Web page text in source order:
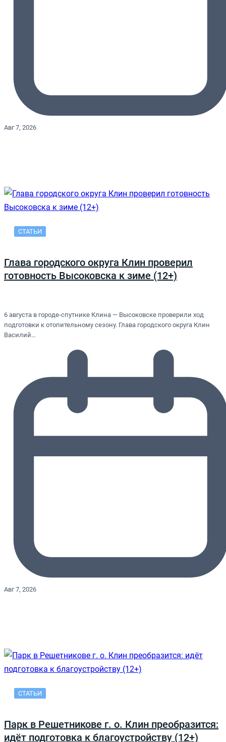
Авг 7, 2026
СТАТЬИ
Глава городского округа Клин проверил
готовность Высоковска к зиме (12+)
6 августа в городе-спутнике Клина — Высоковске проверили ход
подготовки к отопительному сезону. Глава городского округа Клин
Василий…
Авг 7, 2026
СТАТЬИ
Парк в Решетникове г. о. Клин преобразится:
идёт подготовка к благоустройству (12+)